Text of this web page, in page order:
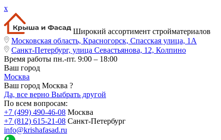
x
Широкий ассортимент стройматериалов
Московская область, Красногорск, Спасская улица, 1А
Санкт-Петербург, улица Севастьянова, 12, Колпино
Время работы пн.-пт. 9:00 – 18:00
Ваш город
Москва
Ваш город Москва ?
Да, все верно Выбрать другой
По всем вопросам:
+7 (499) 490-46-08 Москва
+7 (812) 615-21-08 Санкт-Петербург
info@krishafasad.ru